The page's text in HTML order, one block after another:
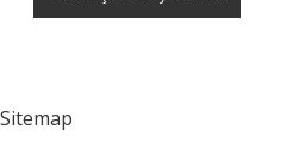
Sitemap